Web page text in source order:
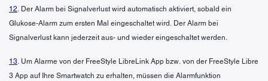
12. Der Alarm bei Signalverlust wird automatisch aktiviert, sobald ein
Glukose-Alarm zum ersten Mal eingeschaltet wird. Der Alarm bei
Signalverlust kann jederzeit aus- und wieder eingeschaltet werden.
13. Um Alarme von der FreeStyle LibreLink App bzw. von der FreeStyle Libre
3 App auf Ihre Smartwatch zu erhalten, müssen die Alarmfunktion